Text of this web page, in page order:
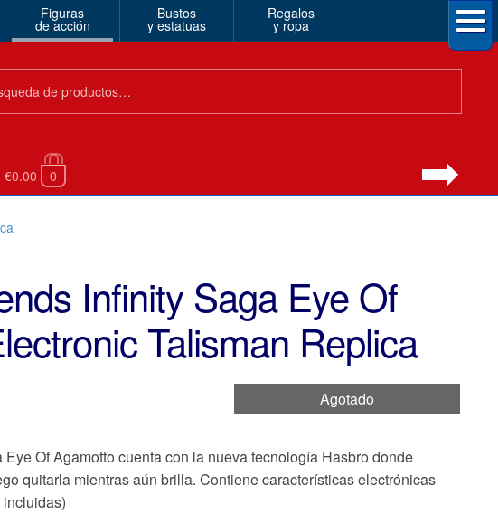
Figuras
de acción
Bustos
y estatuas
Regalos
y ropa
€0.00 0
Infinity Saga Eye Of
Talisman Replica
Agotado
Of Agamotto cuenta con la nueva tecnología Hasbro donde
quitarla mientras aún brilla. Contiene características electrónicas